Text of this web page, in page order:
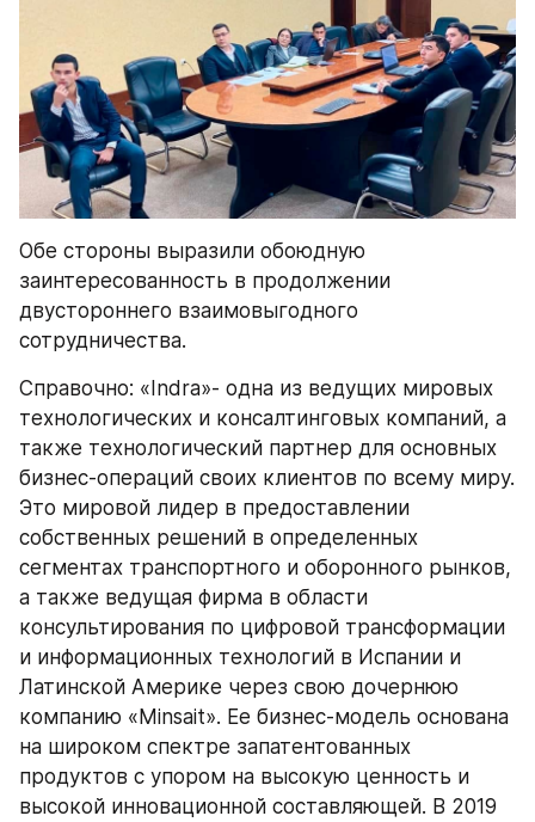
Обе стороны выразили обоюдную
заинтересованность в продолжении
двустороннего взаимовыгодного
сотрудничества.
Справочно: «Indra»- одна из ведущих мировых
технологических и консалтинговых компаний, а
также технологический партнер для основных
бизнес-операций своих клиентов по всему миру.
Это мировой лидер в предоставлении
собственных решений в определенных
сегментах транспортного и оборонного рынков,
а также ведущая фирма в области
консультирования по цифровой трансформации
и информационных технологий в Испании и
Латинской Америке через свою дочернюю
компанию «Minsait». Ее бизнес-модель основана
на широком спектре запатентованных
продуктов с упором на высокую ценность и
высокой инновационной составляющей. В 2019